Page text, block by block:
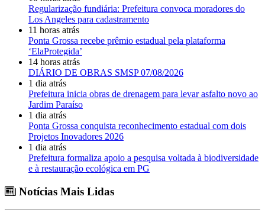
Regularização fundiária: Prefeitura convoca moradores do
Los Angeles para cadastramento
11 horas atrás
Ponta Grossa recebe prêmio estadual pela plataforma
‘ElaProtegida’
14 horas atrás
DIÁRIO DE OBRAS SMSP 07/08/2026
1 dia atrás
Prefeitura inicia obras de drenagem para levar asfalto novo ao
Jardim Paraíso
1 dia atrás
Ponta Grossa conquista reconhecimento estadual com dois
Projetos Inovadores 2026
1 dia atrás
Prefeitura formaliza apoio a pesquisa voltada à biodiversidade
e à restauração ecológica em PG
Notícias Mais Lidas